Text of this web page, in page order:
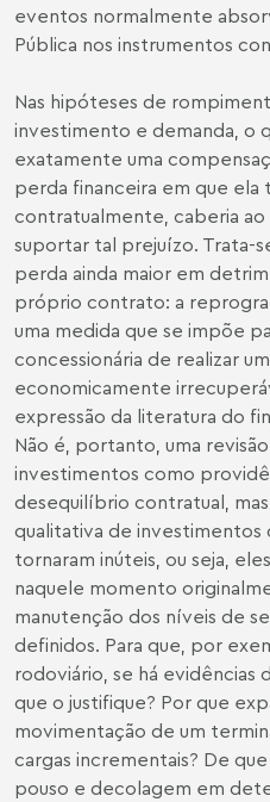
eventos normalmente
Pública nos instrumentos
Nas hipóteses de
investimento e demanda, o
exatamente uma
perda financeira em que ela
contratualmente, caberia
suportar tal prejuízo. Trata-
perda ainda maior em
próprio contrato: a
uma medida que se impõe
concessionária de realizar
economicamente
expressão da literatura do
Não é, portanto, uma
investimentos como
desequilíbrio contratual,
qualitativa de investimentos
tornaram inúteis, ou seja,
naquele momento
manutenção dos níveis de
definidos. Para que, por
rodoviário, se há evidências
que o justifique? Por que
movimentação de um
cargas incrementais? De
pouso e decolagem em